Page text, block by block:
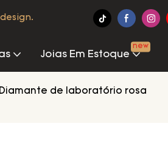
Joias Em Estoque
new
Diamante de laboratório rosa